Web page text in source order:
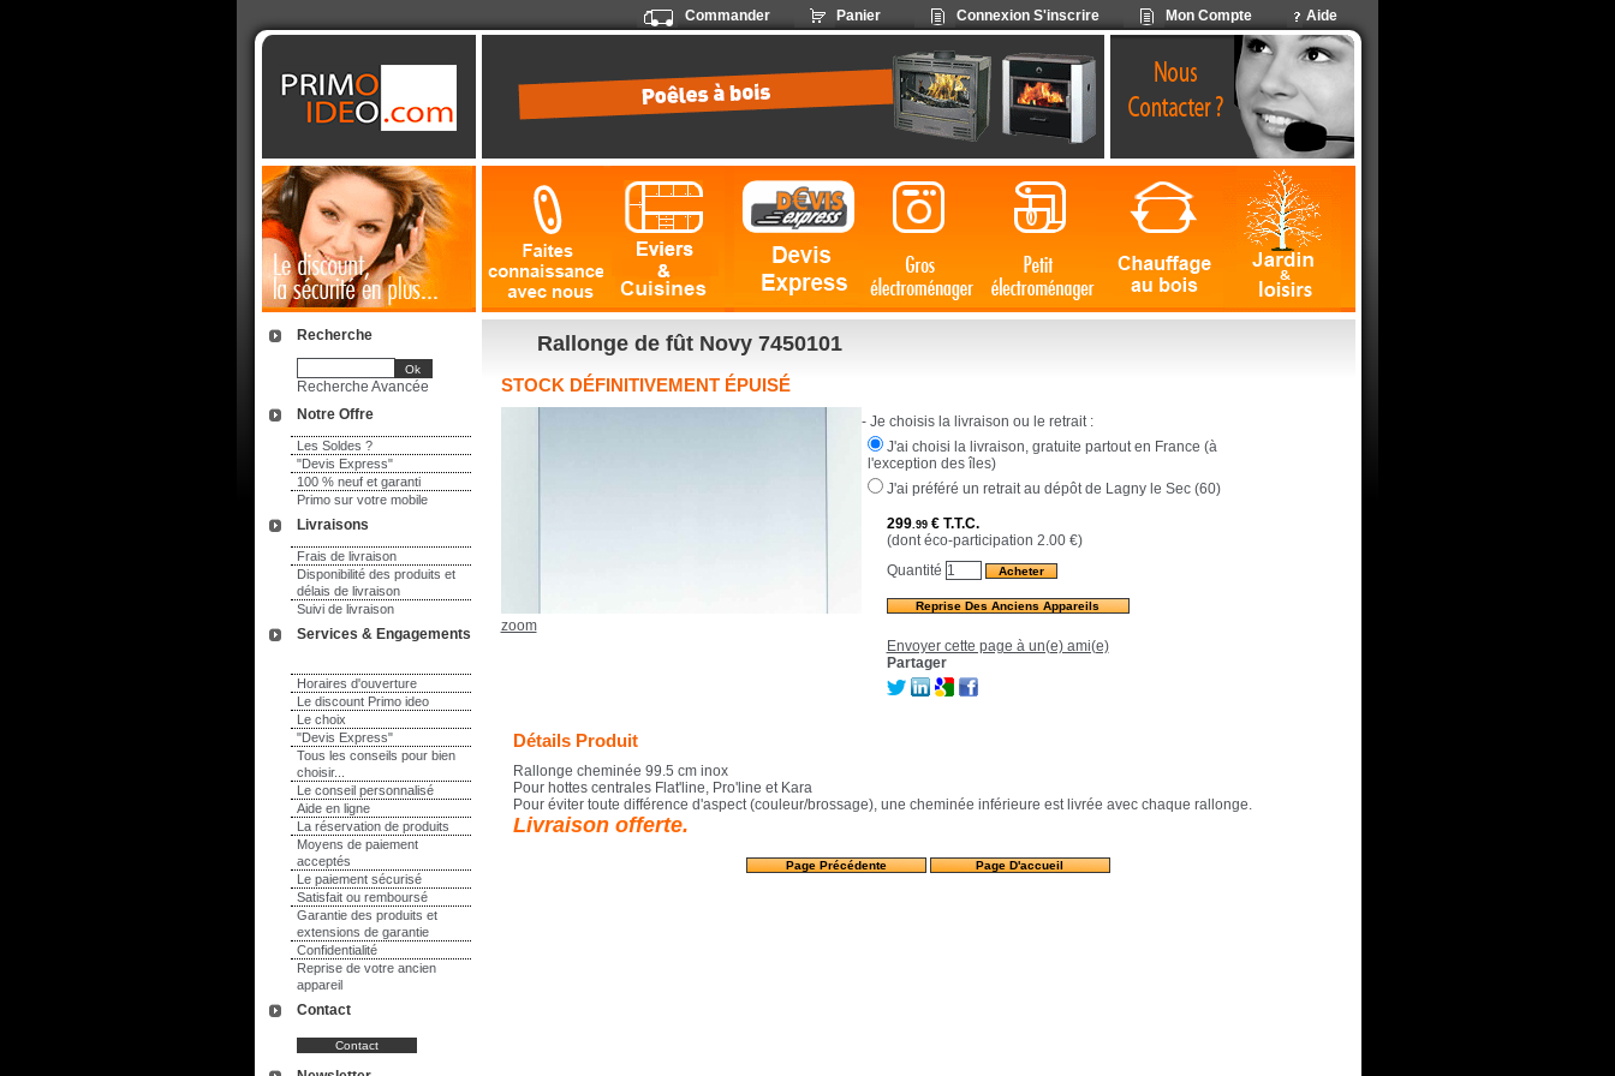
Aide
Mon Compte
Connexion S'inscrire
Panier
Commander
Notre Offre
Les Soldes ?
"Devis Express"
100 % neuf et garanti
Primo sur votre mobile
Livraisons
Frais de livraison
Disponibilité des produits et
délais de livraison
Suivi de livraison
Services & Engagements
Horaires d'ouverture
Le discount Primo ideo
Le choix
"Devis Express"
Tous les conseils pour bien
choisir...
Le conseil personnalisé
Aide en ligne
La réservation de produits
Moyens de paiement
acceptés
Le paiement sécurisé
Satisfait ou remboursé
Garantie des produits et
extensions de garantie
Confidentialité
Reprise de votre ancien
appareil
Recherche
Recherche Avancée
Contact
Rallonge de fût Novy 7450101
STOCK DÉFINITIVEMENT ÉPUISÉ
zoom
- Je choisis la livraison ou le retrait :
J'ai choisi la livraison, gratuite partout en France (à
l'exception des îles)
J'ai préféré un retrait au dépôt de Lagny le Sec (60)
299.99€ T.T.C.
(dont éco-participation 2.00 €)
Quantité
Reprise Des Anciens Appareils
Envoyer cette page à un(e) ami(e)
Partager
Détails Produit
Rallonge cheminée 99.5 cm inox
Pour hottes centrales Flat'line, Pro'line et Kara
Pour éviter toute différence d'aspect (couleur/brossage), une cheminée inférieure est livrée avec chaque rallonge.
Livraison offerte.